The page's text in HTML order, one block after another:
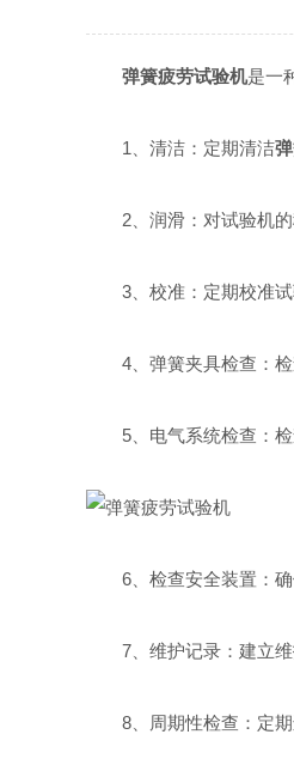
弹簧疲劳试验机是一
1、清洁：定期清洁
2、润滑：对试验机的
3、校准：定期校准试
4、弹簧夹具检查：检
5、电气系统检查：检
6、检查安全装置：确
7、维护记录：建立维
8、周期性检查：定期